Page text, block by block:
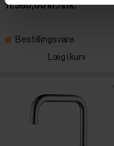
11.380,00 kr./stk.
Bestillingsvare
Læg i kurv